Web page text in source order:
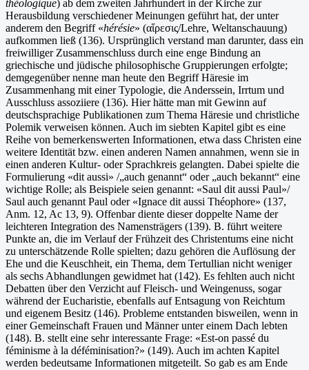
théologique) ab dem zweiten Jahrhundert in der Kirche zur
Herausbildung verschiedener Meinungen geführt hat, der unter
anderem den Begriff «hérésie» (αἵρεσις/Lehre, Weltanschauung)
aufkommen ließ (136). Ursprünglich verstand man darunter, dass ein
freiwilliger Zusammenschluss durch eine enge Bindung an
griechische und jüdische philosophische Gruppierungen erfolgte;
demgegenüber nenne man heute den Begriff Häresie im
Zusammenhang mit einer Typologie, die Anderssein, Irrtum und
Ausschluss assoziiere (136). Hier hätte man mit Gewinn auf
deutschsprachige Publikationen zum Thema Häresie und christliche
Polemik verweisen können. Auch im siebten Kapitel gibt es eine
Reihe von bemerkenswerten Informationen, etwa dass Christen eine
weitere Identität bzw. einen anderen Namen annahmen, wenn sie in
einen anderen Kultur- oder Sprachkreis gelangten. Dabei spielte die
Formulierung «dit aussi» /„auch genannt“ oder „auch bekannt“ eine
wichtige Rolle; als Beispiele seien genannt: «Saul dit aussi Paul»/
Saul auch genannt Paul oder «Ignace dit aussi Théophore» (137,
Anm. 12, Ac 13, 9). Offenbar diente dieser doppelte Name der
leichteren Integration des Namensträgers (139). B. führt weitere
Punkte an, die im Verlauf der Frühzeit des Christentums eine nicht
zu unterschätzende Rolle spielten; dazu gehören die Auflösung der
Ehe und die Keuschheit, ein Thema, dem Tertullian nicht weniger
als sechs Abhandlungen gewidmet hat (142). Es fehlten auch nicht
Debatten über den Verzicht auf Fleisch- und Weingenuss, sogar
während der Eucharistie, ebenfalls auf Entsagung von Reichtum
und eigenem Besitz (146). Probleme entstanden bisweilen, wenn in
einer Gemeinschaft Frauen und Männer unter einem Dach lebten
(148). B. stellt eine sehr interessante Frage: «Est-on passé du
féminisme à la déféminisation?» (149). Auch im achten Kapitel
werden bedeutsame Informationen mitgeteilt. So gab es am Ende